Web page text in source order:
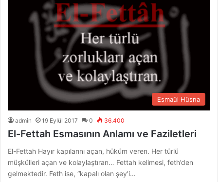
Esmaül Hüsna
admin 19 Eylül 2017 0 36.400
El-Fettah Esmasının Anlamı ve Faziletleri
El-Fettah Hayır kapılarını açan, hüküm veren. Her türlü
müşkülleri açan ve kolaylaştıran… Fettah kelimesi, feth’den
gelmektedir. Feth ise, “kapalı olan şey’i…